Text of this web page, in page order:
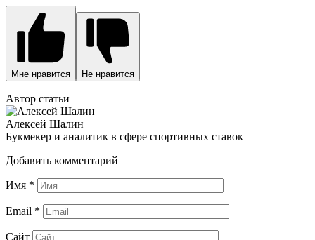
Мне нравится Не нравится
Автор статьи
Алексей Шалин
Букмекер и аналитик в сфере спортивных ставок
Добавить комментарий
Имя *
Email *
Сайт